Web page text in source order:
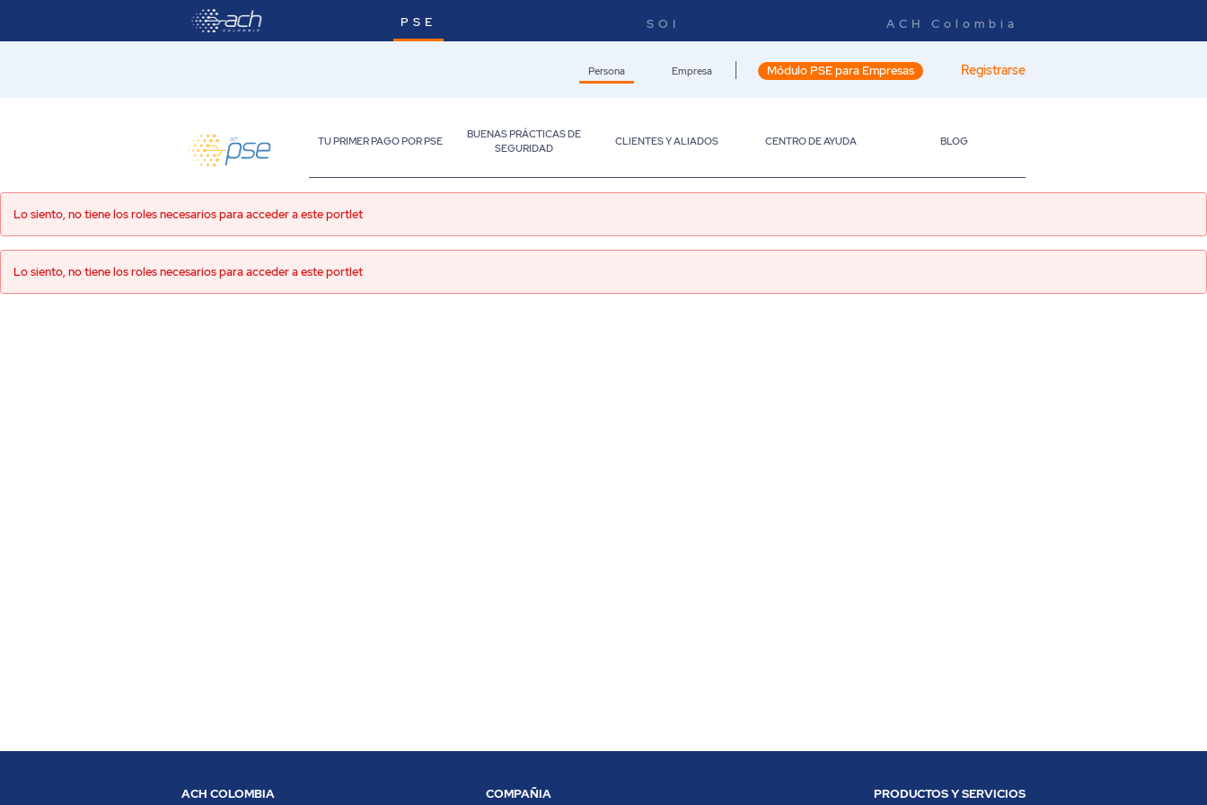
PSE SOI ACH Colombia
Persona Empresa Módulo PSE para Empresas Registrarse
TU PRIMER PAGO POR PSE
BUENAS PRÁCTICAS DE
SEGURIDAD
CLIENTES Y ALIADOS CENTRO DE AYUDA BLOG
Persona
Lo siento, no tiene los roles necesarios para acceder a este portlet
Lo siento, no tiene los roles necesarios para acceder a este portlet
ACH COLOMBIA COMPAÑIA PRODUCTOS Y SERVICIOS